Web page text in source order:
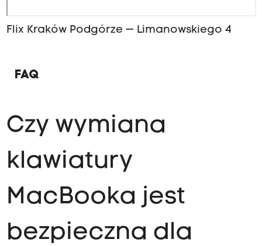
Flix Kraków Podgórze — Limanowskiego 4
FAQ
Czy wymiana
klawiatury
MacBooka jest
bezpieczna dla